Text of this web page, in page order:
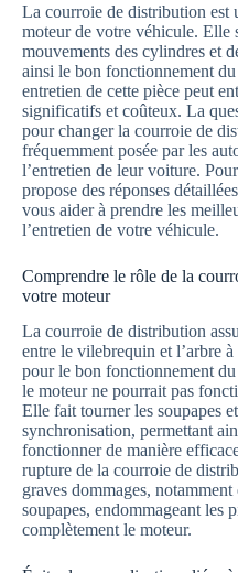
La courroie de distribution est
moteur de votre véhicule. Elle
mouvements des cylindres et
ainsi le bon fonctionnement
entretien de cette pièce peut
significatifs et coûteux. La
pour changer la courroie de
fréquemment posée par les
l’entretien de leur voiture.
propose des réponses
vous aider à prendre les
l’entretien de votre véhicule.
Comprendre le rôle de la
votre moteur
La courroie de distribution
entre le vilebrequin et l’arbre
pour le bon fonctionnement du
le moteur ne pourrait pas
Elle fait tourner les soupapes
synchronisation, permettant
fonctionner de manière
rupture de la courroie de
graves dommages,
soupapes, endommageant les
complètement le moteur.